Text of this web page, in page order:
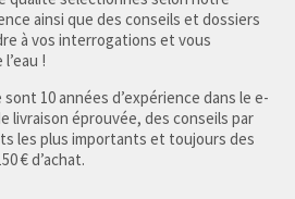
ainsi que des conseils et dossiers
à vos interrogations et vous
!
10 années d’expérience dans le e-
livraison éprouvée, des conseils par
les plus importants et toujours des
€ d’achat.